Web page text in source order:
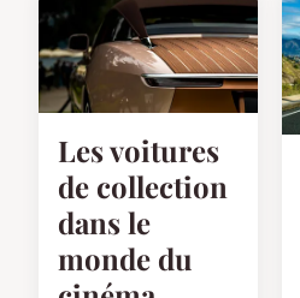
Les voitures
de collection
dans le
monde du